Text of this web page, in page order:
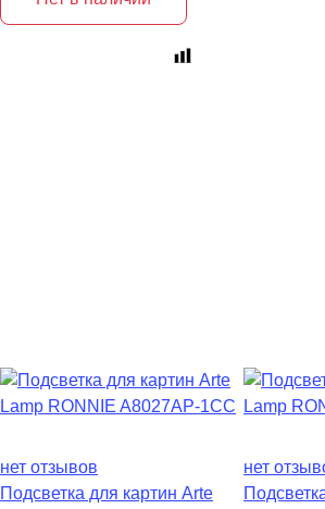
нет отзывов
Подсветка для картин Arte
нет